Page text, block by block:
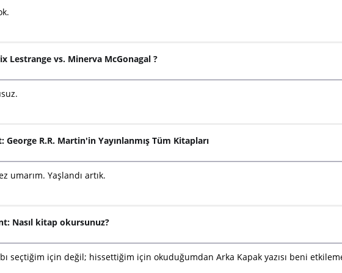
Lestrange vs. Minerva McGonagal ?
George R.R. Martin'in Yayınlanmış Tüm Kitapları
umarım. Yaşlandı artık.
Nasıl kitap okursunuz?
seçtiğim için değil; hissettiğim için okuduğumdan Arka Kapak yazısı beni